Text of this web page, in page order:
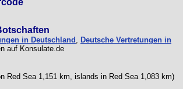
in Deutschland , Deutsche Vertretungen in
auf Konsulate.de
Red Sea 1,151 km, islands in Red Sea 1,083 km)